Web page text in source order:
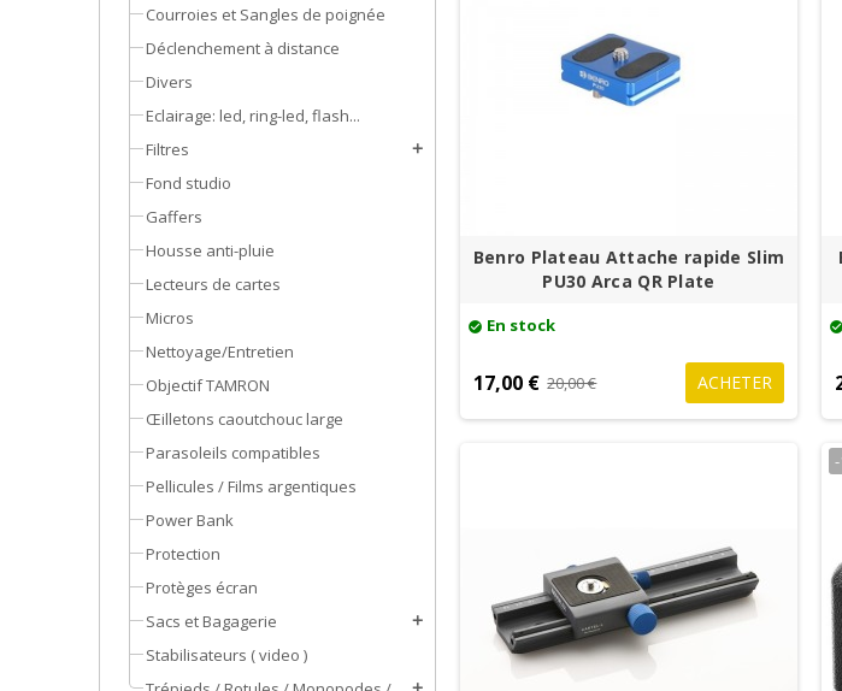
Courroies et Sangles de poignée
Déclenchement à distance
Divers
Eclairage: led, ring-led, flash...
Filtres
add
Fond studio
Gaffers
Housse anti-pluie
Lecteurs de cartes
Micros
Nettoyage/Entretien
Objectif TAMRON
Œilletons caoutchouc large
Parasoleils compatibles
Pellicules / Films argentiques
Power Bank
Protection
Protèges écran
Sacs et Bagagerie
add
Stabilisateurs ( video )
Benro Plateau Attache rapide Slim
PU30 Arca QR Plate
check_circle En stock
17,00 € 20,00 € ACHETER
check_circle